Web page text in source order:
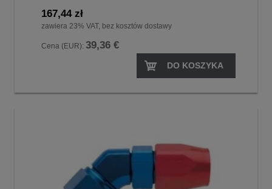
167,44 zł
zawiera 23% VAT, bez kosztów dostawy
Cena (EUR): 39,36 €
DO KOSZYKA